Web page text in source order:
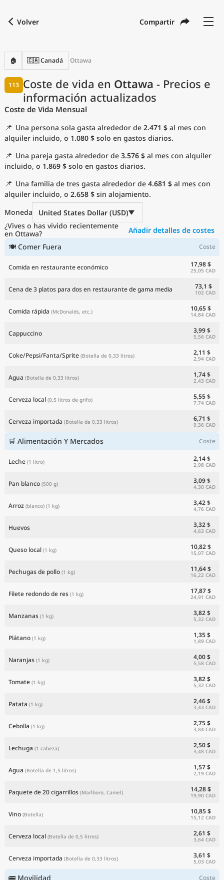
Volver Compartir
🏠 🇨🇦 Canadá Ottawa
Coste de vida en Ottawa - Precios e
información actualizados
113
Coste de Vida Mensual
📌 Una persona sola gasta alrededor de 2.471 $ al mes con
alquiler incluido, o 1.080 $ solo en gastos diarios.
📌 Una pareja gasta alrededor de 3.576 $ al mes con alquiler
incluido, o 1.869 $ solo en gastos diarios.
📌 Una familia de tres gasta alrededor de 4.681 $ al mes con
alquiler incluido, o 2.658 $ sin alojamiento.
Moneda
United States Dollar (USD)
¿Vives o has vivido recientemente
en Ottawa?
Añadir detalles de costes
🍽 Comer Fuera
Coste
Comida en restaurante económico 17,98 $
25,05 CAD
Cena de 3 platos para dos en restaurante de gama media 73,1 $
102 CAD
Comida rápida (McDonalds, etc.) 10,65 $
14,84 CAD
Cappuccino 3,99 $
5,56 CAD
Coke/Pepsi/Fanta/Sprite (Botella de 0,33 litros) 2,11 $
2,94 CAD
Agua (Botella de 0,33 litros) 1,74 $
2,43 CAD
Cerveza local (0,5 litros de grifo) 5,55 $
7,74 CAD
Cerveza importada (Botella de 0,33 litros) 6,71 $
9,36 CAD
🛒 Alimentación Y Mercados Coste
Leche (1 litro) 2,14 $
2,98 CAD
Pan blanco (500 g) 3,09 $
4,30 CAD
Arroz (blanco) (1 kg) 3,42 $
4,76 CAD
Huevos 3,32 $
4,63 CAD
Queso local (1 kg) 10,82 $
15,07 CAD
Pechugas de pollo (1 kg) 11,64 $
16,22 CAD
Filete redondo de res (1 kg) 17,87 $
24,91 CAD
Manzanas (1 kg) 3,82 $
5,32 CAD
Plátano (1 kg) 1,35 $
1,89 CAD
Naranjas (1 kg) 4,00 $
5,58 CAD
Tomate (1 kg) 3,82 $
5,32 CAD
Patata (1 kg) 2,46 $
3,43 CAD
Cebolla (1 kg) 2,75 $
3,84 CAD
Lechuga (1 cabeza) 2,50 $
3,48 CAD
Agua (Botella de 1,5 litros) 1,57 $
2,19 CAD
Paquete de 20 cigarrillos (Marlboro, Camel) 14,28 $
19,90 CAD
Vino (Botella) 10,85 $
15,12 CAD
Cerveza local (Botella de 0,5 litros) 2,61 $
3,64 CAD
Cerveza importada (Botella de 0,33 litros) 3,61 $
5,03 CAD
🚌 Movilidad Coste
con
Idioma
Moneda USD
United States Dollar
Unidades de medida
Índice del coste de vida
Ciudades más populares
Ciudades asequibles por tamaño
Precios actuales por ciudad
Precios actuales por país